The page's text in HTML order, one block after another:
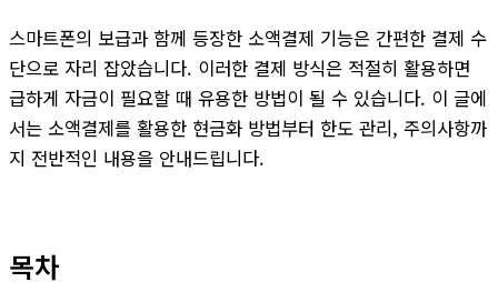
스마트폰의 보급과 함께 등장한 소액결제 기능은 간편한 결제 수
단으로 자리 잡았습니다. 이러한 결제 방식은 적절히 활용하면
급하게 자금이 필요할 때 유용한 방법이 될 수 있습니다. 이 글에
서는 소액결제를 활용한 현금화 방법부터 한도 관리, 주의사항까
지 전반적인 내용을 안내드립니다.
목차